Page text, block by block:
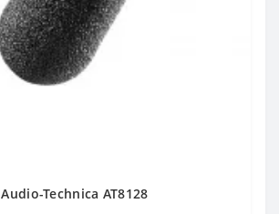
Audio-Technica AT8128